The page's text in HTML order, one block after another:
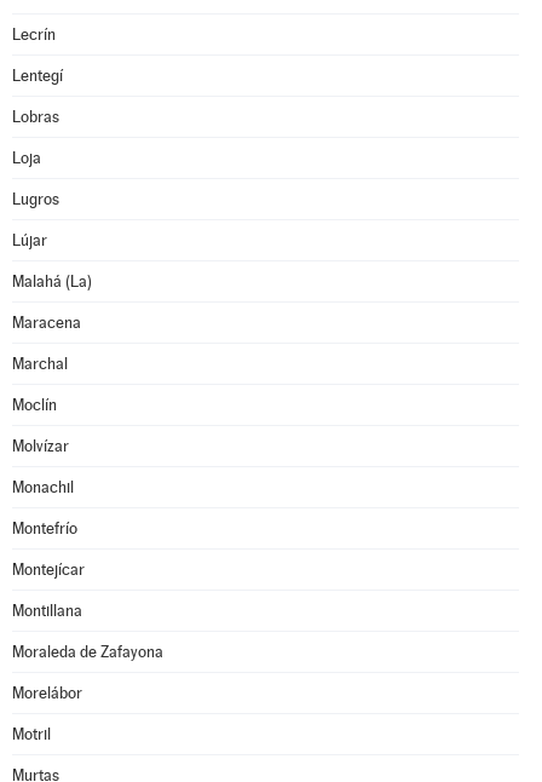
Lecrín
Lentegí
Lobras
Loja
Lugros
Lújar
Malahá (La)
Maracena
Marchal
Moclín
Molvízar
Monachil
Montefrío
Montejícar
Montillana
Moraleda de Zafayona
Morelábor
Motril
Murtas